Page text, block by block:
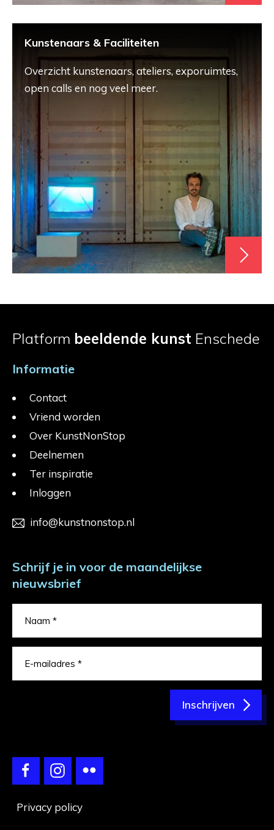
Kunstenaars & Faciliteiten
Overzicht kunstenaars, ateliers, exporuimtes,
open calls en nog veel meer.
Platform beeldende kunst Enschede
Informatie
Contact
Vriend worden
Over KunstNonStop
Deelnemen
Ter inspiratie
Inloggen
info@kunstnonstop.nl
Schrijf je in voor de maandelijkse
nieuwsbrief
Inschrijven
Privacy policy